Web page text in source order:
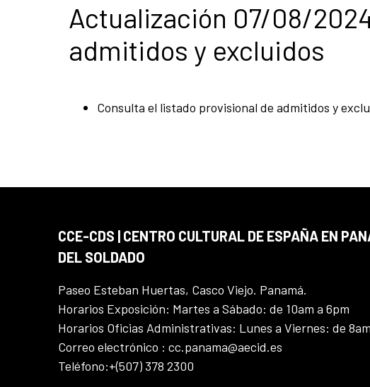
Actualización 07/08/
admitidos y excluidos
Consulta el listado provisional de admitidos y
CCE-CDS | CENTRO CULTURAL DE ESPAÑA EN
DEL SOLDADO
Paseo Esteban Huertas, Casco Viejo. Panamá.
Horarios Exposición: Martes a Sábado: de 10am a 6pm
Horarios Oficias Administrativas: Lunes a Viernes: de
Correo electrónico : cc.panama@aecid.es
Teléfono:+(507) 378 2300